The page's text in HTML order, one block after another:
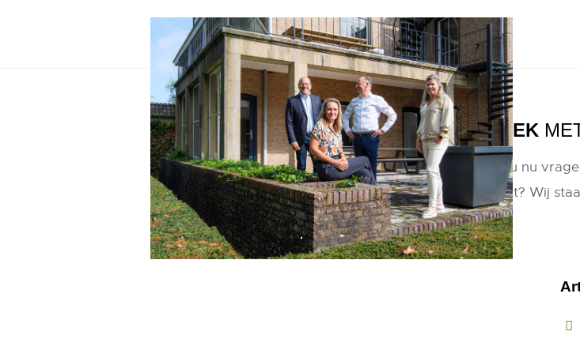
IN GESPREK
Wij kijken ernaar uit om van u te horen! Of u nu
toont in een specifiek object? Wij